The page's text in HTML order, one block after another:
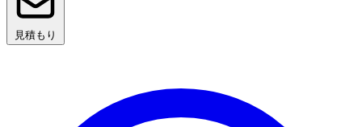
見積もり